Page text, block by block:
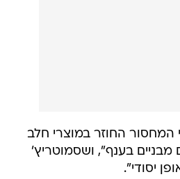
המחסור החוזר במוצרי חלב
מבניים בענף", ושסמוטריץ'
יסודי".